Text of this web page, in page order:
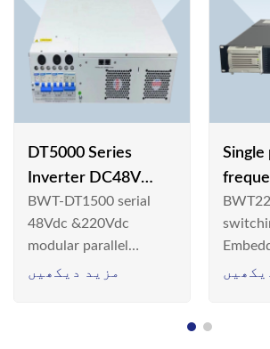
DT5000 Series
Inverter DC48V
AC110V solar
BWT-DT1500 serial
48Vdc &220Vdc
modular parallel
connection inverter is
مزید دیکھیں
Single
supply